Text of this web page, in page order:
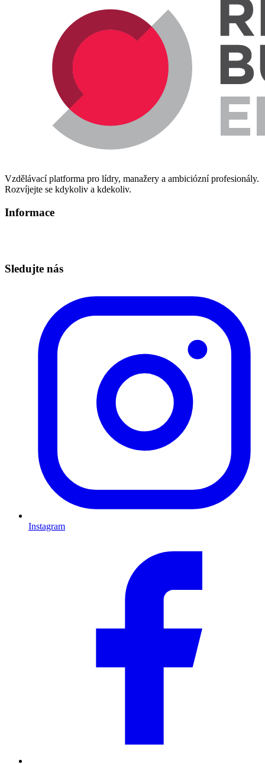
Vzdělávací platforma pro lídry, manažery a ambiciózní profesionály.
Rozvíjejte se kdykoliv a kdekoliv.
Informace
Sledujte nás
Instagram